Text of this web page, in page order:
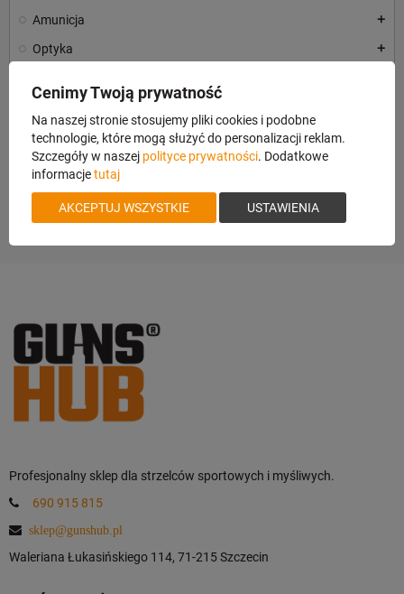
Amunicja add
Optyka add
Akcesoria
Czyszczenie Broni
Polowanie
Vouchery
Profesjonalny sklep dla strzelców sportowych i myśliwych.
690 915 815
sklep@gunshub.pl
Waleriana Łukasińskiego 114, 71-215 Szczecin
Cenimy Twoją prywatność
Na naszej stronie stosujemy pliki cookies i podobne
technologie, które mogą służyć do personalizacji reklam.
Szczegóły w naszej polityce prywatności. Dodatkowe
informacjetutaj
AKCEPTUJ WSZYSTKIE USTAWIENIA